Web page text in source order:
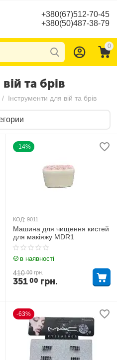
+380(67)512-70-45
+380(50)487-38-79
0
та брів
/ Інструменти для вій та брів
-14%
КОД: 9011
Машина для чищення кистей
для макіяжу MDR1
в наявності
410 00 грн.
35100 грн.
-63%